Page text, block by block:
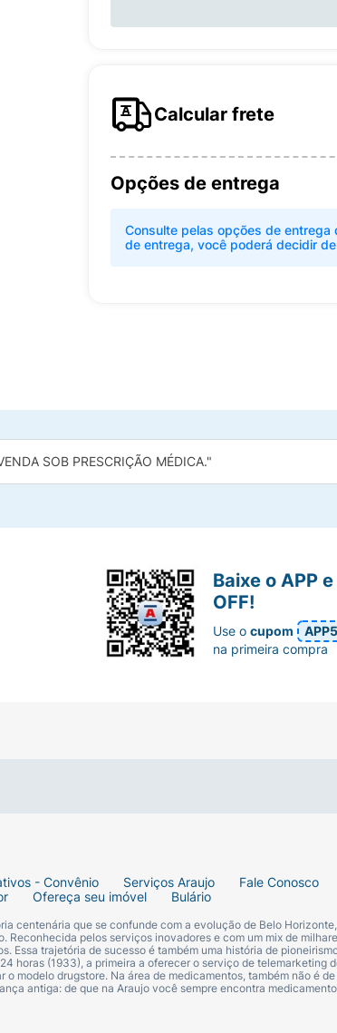
Calcular frete
Opções de entrega
Consulte pelas opções de
de entrega, você poderá decidir
SOB PRESCRIÇÃO MÉDICA."
- Convênio Serviços Araujo
Fale Conosco
Ofereça seu imóvel Bulário
centenária que se confunde com a evolução de Belo
pelos serviços inovadores e com um mix de
Essa trajetória de sucesso é também uma história de
horas (1933), a primeira a oferecer o serviço de telemarketing
modelo drugstore. Na área de medicamentos, também não é
antiga: de que na Araujo você sempre encontra
Baixe o APP
OFF!
Use ocupom
APP5
na primeira compra